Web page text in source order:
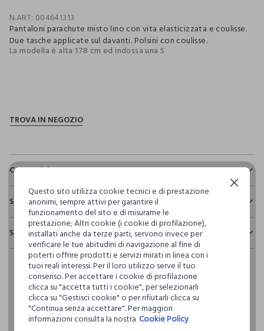
N.ART: 004641313
Pantaloni parachute misto lino con vita elasticizzata e coulisse.
Due tasche applicate sul davanti. Polsini con coulisse.
La modella è alta 178 cm ed indossa una S
Composizione e cura
Composizione:
55% LINO,45% VISCOSA
NON CANDEGGIARE
TEMPERATURA MASSIMA 30°C - PROCEDURA DELICATA
LAVAGGIO A SECCO PROFESSIONALE CON
TETRACLOROETILENE E TUTTI I SOLVENTI INDICATI CON IL
SEGNO F - PROCEDURA NORMALE
Sostenibilità e trasparenza
Sicurezza
Il 100% dei nostri articoli viene sottoposto a test chimico-
fisici, per verificarne il rispetto dei limiti che abbiamo
definito per l’uso di sostanze chimiche, talvolta anche più
restrittivi rispetto a quelli previsti dalla normativa
internazionale.
Clicca qui per vedere i dettagli
Spedizione e resi
Hai fino a 30 giorni dalla consegna del tuo ordine online per
cambiare idea e restituire i prodotti che hai acquistato.
Questo sito utilizza cookie tecnici e di prestazione
anonimi, sempre attivi per garantire il
funzionamento del sito e di misurarne le
prestazione; Altri cookie (i cookie di profilazione),
installati anche da terze parti, servono invece per
verificare le tue abitudini di navigazione al fine di
poterti offrire prodotti e servizi mirati in linea con i
tuoi reali interessi. Per il loro utilizzo serve il tuo
consenso. Per accettare i cookie di profilazione
clicca su "accetta tutti i cookie", per selezionarli
clicca su "Gestisci cookie" o per rifiutarli clicca su
"Continua senza accettare". Per maggiori
informazioni consulta la nostra Cookie Policy
Continua senza accettare